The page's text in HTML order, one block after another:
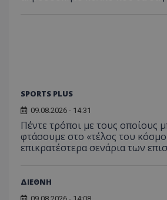
SPORTS PLUS
09.08.2026 - 14:31
Πέντε τρόποι με τους οποίους
φτάσουμε στο «τέλος του
επικρατέστερα σενάρια των
ΔΙΕΘΝΗ